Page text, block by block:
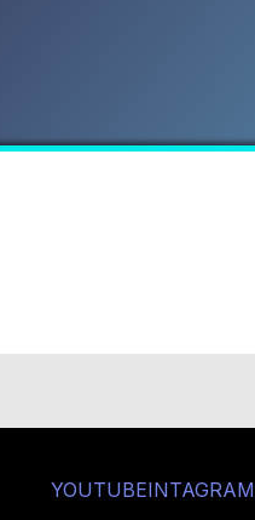
INTAGRAM
YOUTUBE